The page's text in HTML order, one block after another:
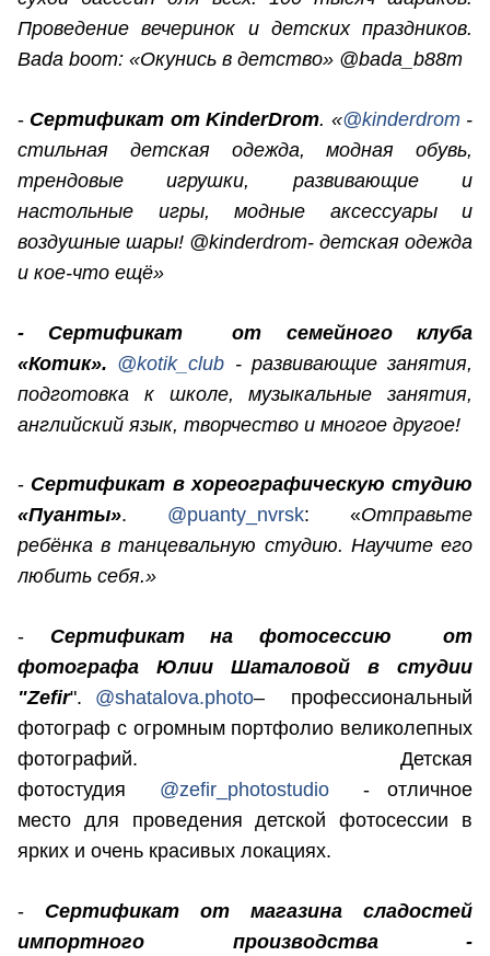
Проведение вечеринок и детских праздников.
Bada boom: «Окунись в детство» @bada_b88m
- Сертификат от KinderDrom. «@kinderdrom -
стильная детская одежда, модная обувь,
трендовые игрушки, развивающие и
настольные игры, модные аксессуары и
воздушные шары! @kinderdrom- детская одежда
и кое-что ещё»
- Сертификат от семейного клуба
«Котик». @kotik_club - развивающие занятия,
подготовка к школе, музыкальные занятия,
английский язык, творчество и многое другое!
- Сертификат в хореографическую студию
«Пуанты». @puanty_nvrsk: «Отправьте
ребёнка в танцевальную студию. Научите его
любить себя.»
- Сертификат на фотосессию от
фотографа Юлии Шаталовой в студии
"Zefir". @shatalova.photo– профессиональный
фотограф с огромным портфолио великолепных
фотографий. Детская
фотостудия @zefir_photostudio - отличное
место для проведения детской фотосессии в
ярких и очень красивых локациях.
- Сертификат от магазина сладостей
импортного производства -